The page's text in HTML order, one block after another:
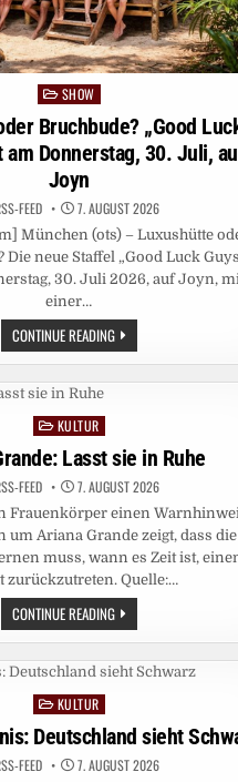
Posted
in
SHOW
Bruchbude? „Good
am Donnerstag, 30. Juli,
Joyn
FEED 7. AUGUST 2026
München (ots) – Luxushütte
neue Staffel „Good Luck
30. Juli 2026, auf Joyn,
einer…
CONTINUE READINGLUXUSHÜTTE
ODER
BRUCHBUDE?
„GOOD
DONNERSTAG,
30.
JULI,
AUF
JOYN
Posted
in
KULTUR
Lasst sie in Ruhe
FEED 7. AUGUST 2026
Frauenkörper einen
um Ariana Grande zeigt, dass die
muss, wann es Zeit ist,
zurückzutreten. Quelle:…
CONTINUE READINGARIANA
GRANDE:
LASST
SIE
IN
Posted
in
KULTUR
Deutschland sieht
FEED 7. AUGUST 2026